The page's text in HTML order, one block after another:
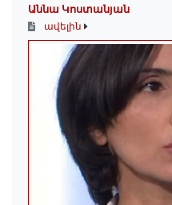
Աննա Կոստանյան
ավելին